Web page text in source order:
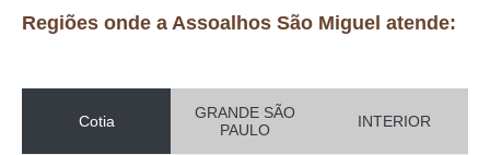
Regiões onde a Assoalhos São Miguel atende:
Cotia
GRANDE SÃO
PAULO
INTERIOR